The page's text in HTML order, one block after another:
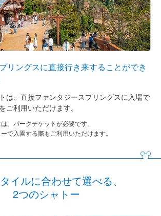
リングスに直接行き来することができ
は、直接ファンタジースプリングスに入場で
ご利用いただけます。
、パークチケットが必要です。
で入園する際もご利用いただけます。
イルに合わせて選べる、
2つのシャトー